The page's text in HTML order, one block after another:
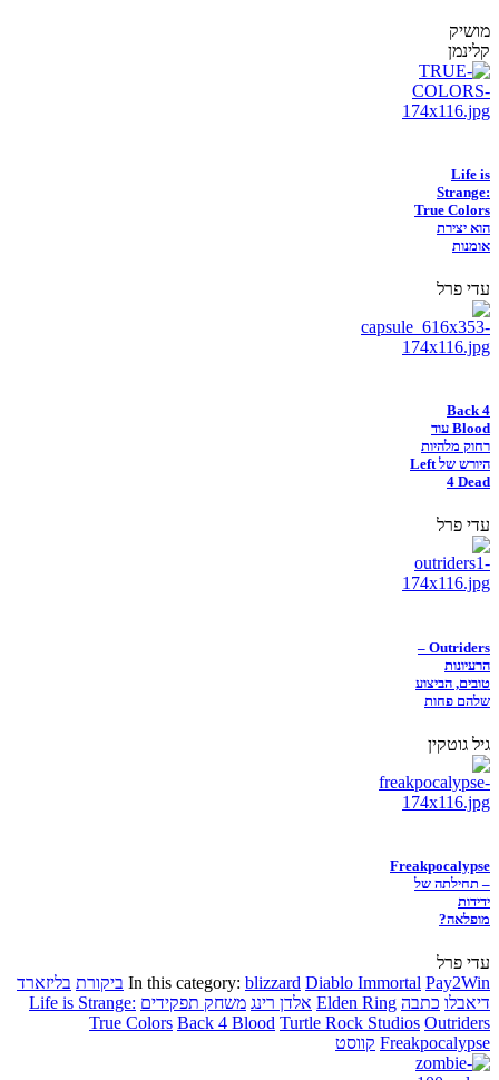
מושיק
קלינמן
Life is
Strange:
True Colors
הוא יצירת
אומנות
עדי פרל
Back 4
Blood עוד
רחוק מלהיות
היורש של Left
4 Dead
עדי פרל
Outriders –
הרעיונות
טובים, הביצוע
שלהם פחות
גיל גוטקין
Freakpocalypse
– תחילתה של
ידידות
מופלאה?
עדי פרל
In this category: blizzard Diablo Immortal Pay2Win ביקורת בליזארד
דיאבלו כתבה Elden Ring אלדן רינג משחק תפקידים Life is Strange:
True Colors Back 4 Blood Turtle Rock Studios Outriders
Freakpocalypse קווסט